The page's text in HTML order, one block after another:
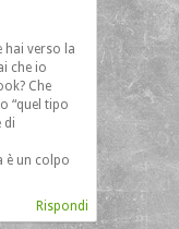
hai verso la
che io
Che
“quel tipo
di
è un colpo
Rispondi